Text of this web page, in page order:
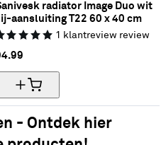
radiator Image Duo wit
aansluiting T22 60 x 40 cm
1 klantreview review
99
- Ontdek hier